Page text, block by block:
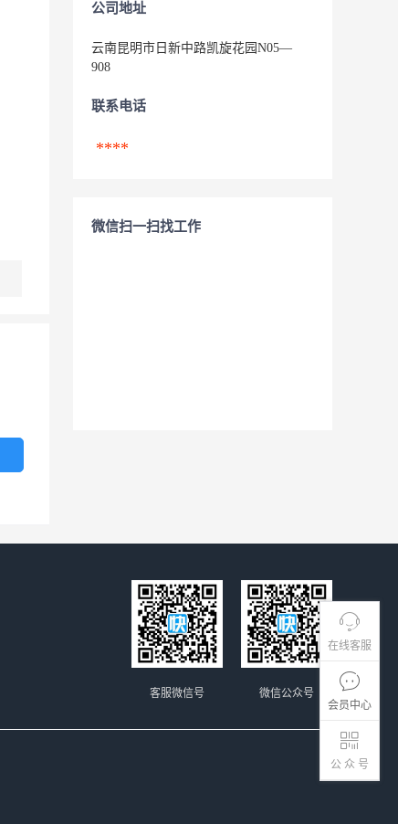
在线客服
会员中心
公 众 号
公司地址
云南昆明市日新中路凯旋花园N05—
908
联系电话
****
微信扫一扫找工作
微信公众号
客服微信号